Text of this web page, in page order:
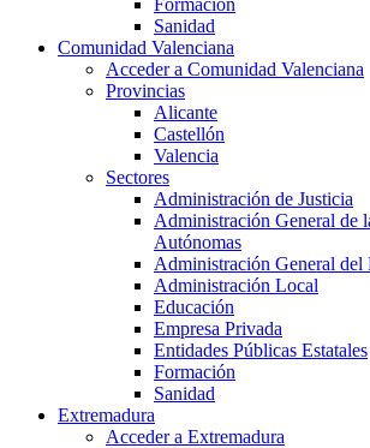
Formación
Sanidad
Comunidad Valenciana
Acceder a Comunidad Valenciana
Provincias
Alicante
Castellón
Valencia
Sectores
Administración de Justicia
Administración General de
Autónomas
Administración General del
Administración Local
Educación
Empresa Privada
Entidades Públicas Estatales
Formación
Sanidad
Extremadura
Acceder a Extremadura